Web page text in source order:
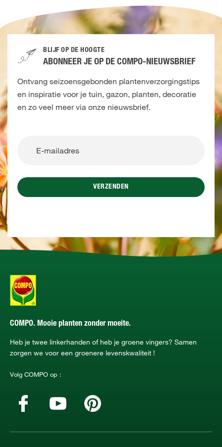
BLIJF OP DE HOOGTE
ABONNEER JE OP DE COMPO-NIEUWSBRIEF
Ontvang seizoensgebonden plantenverzorgingstips
en inspiratie voor je tuin, gazon, planten, decoratie
en zo veel meer via onze nieuwsbrief.
VERZENDEN
COMPO. Mooie planten zonder moeite.
Heb je twee linkerhanden of heb je groene vingers? Samen
zorgen we voor een groenere levenskwaliteit !
Volg COMPO op :